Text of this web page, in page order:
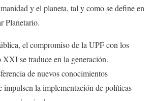
y el planeta, tal y como se define en
Planetario.
el compromiso de la UPF con los
XXI se traduce en la generación.
de nuevos conocimientos
impulsen la implementación de políticas